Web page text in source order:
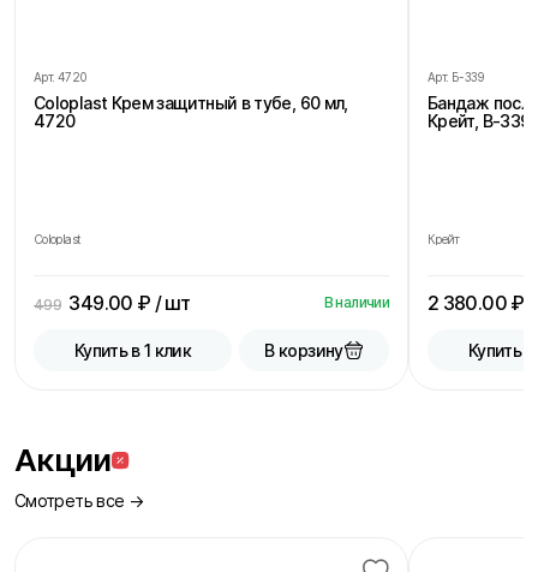
Арт. 4720
Coloplast Крем защитный в тубе, 60 мл,
4720
Coloplast
499 349.00 ₽ / шт В наличии
Купить в 1 клик В корзину
Арт. Б-339
Бандаж
Крейт, В-
Крейт
2 380.00₽ /
Купить в
Акции
Смотреть все →